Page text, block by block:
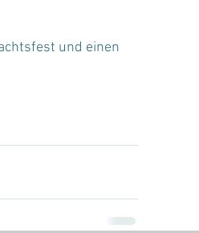
und einen